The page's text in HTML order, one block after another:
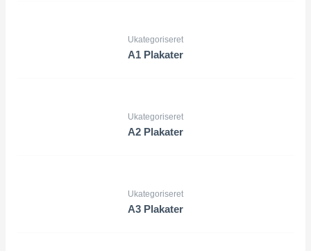
Ukategoriseret
A1 Plakater
Ukategoriseret
A2 Plakater
Ukategoriseret
A3 Plakater